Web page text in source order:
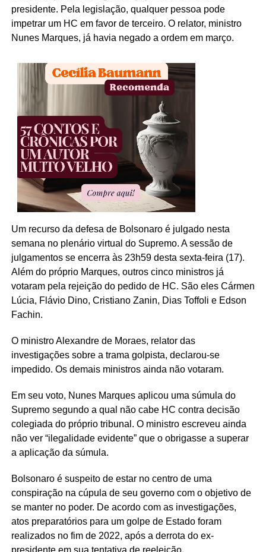
presidente. Pela legislação, qualquer pessoa pode
impetrar um HC em favor de terceiro. O relator, ministro
Nunes Marques, já havia negado a ordem em março.
Um recurso da defesa de Bolsonaro é julgado nesta
semana no plenário virtual do Supremo. A sessão de
julgamentos se encerra às 23h59 desta sexta-feira (17).
Além do próprio Marques, outros cinco ministros já
votaram pela rejeição do pedido de HC. São eles Cármen
Lúcia, Flávio Dino, Cristiano Zanin, Dias Toffoli e Edson
Fachin.
O ministro Alexandre de Moraes, relator das
investigações sobre a trama golpista, declarou-se
impedido. Os demais ministros ainda não votaram.
Em seu voto, Nunes Marques aplicou uma súmula do
Supremo segundo a qual não cabe HC contra decisão
colegiada do próprio tribunal. O ministro escreveu ainda
não ver “ilegalidade evidente” que o obrigasse a superar
a aplicação da súmula.
Bolsonaro é suspeito de estar no centro de uma
conspiração na cúpula de seu governo com o objetivo de
se manter no poder. De acordo com as investigações,
atos preparatórios para um golpe de Estado foram
realizados no fim de 2022, após a derrota do ex-
presidente em sua tentativa de reeleição.